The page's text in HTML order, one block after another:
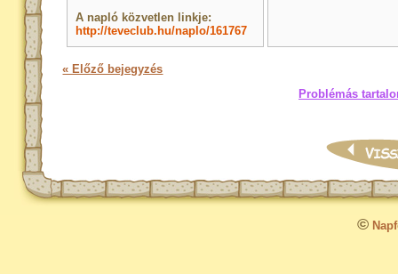
A napló közvetlen linkje:
http://teveclub.hu/naplo/161767
« Előző bejegyzés
Problémás
©